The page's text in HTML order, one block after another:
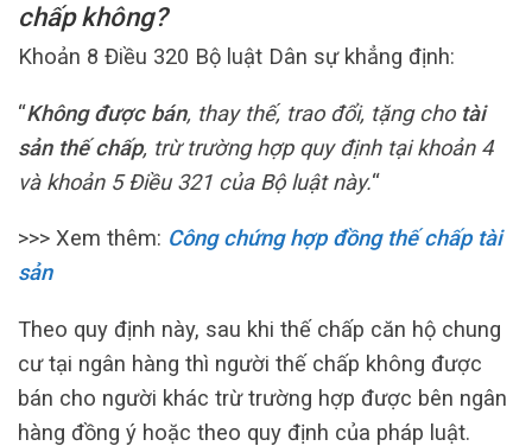
chấp không?
Khoản 8 Điều 320 Bộ luật Dân sự khẳng định:
“Không được bán, thay thế, trao đổi, tặng cho tài
sản thế chấp, trừ trường hợp quy định tại khoản 4
và khoản 5 Điều 321 của Bộ luật này.“
>>> Xem thêm: Công chứng hợp đồng thế chấp tài
sản
Theo quy định này, sau khi thế chấp căn hộ chung
cư tại ngân hàng thì người thế chấp không được
bán cho người khác trừ trường hợp được bên ngân
hàng đồng ý hoặc theo quy định của pháp luật.